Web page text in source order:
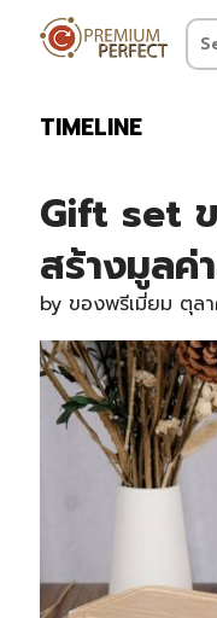
TIMELINE
Gift set
สร้างมูลค่
by ของพรีเมี่ยม ตุล